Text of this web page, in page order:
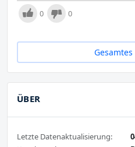
0 0
ÜBER
Letzte Datenaktualisierung: